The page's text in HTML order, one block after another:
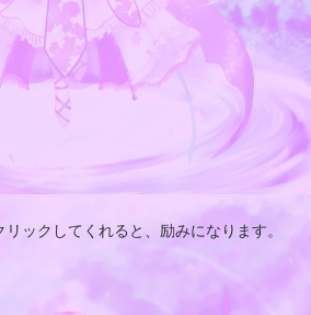
ックしてくれると、励みになります。